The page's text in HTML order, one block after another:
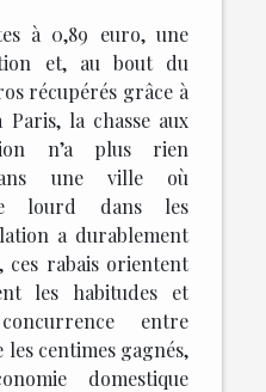
à 0,89 euro, une
et, au bout du
récupérés grâce à
la chasse aux
n’a plus rien
une ville où
lourd dans les
a durablement
ces rabais orientent
les habitudes et
entre
centimes gagnés,
domestique